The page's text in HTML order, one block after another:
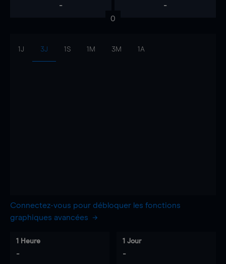
- -
0
1J 3J 1S 1M 3M 1A
Connectez-vous pour débloquer les fonctions
graphiques avancées
1 Heure
-
1 Jour
-